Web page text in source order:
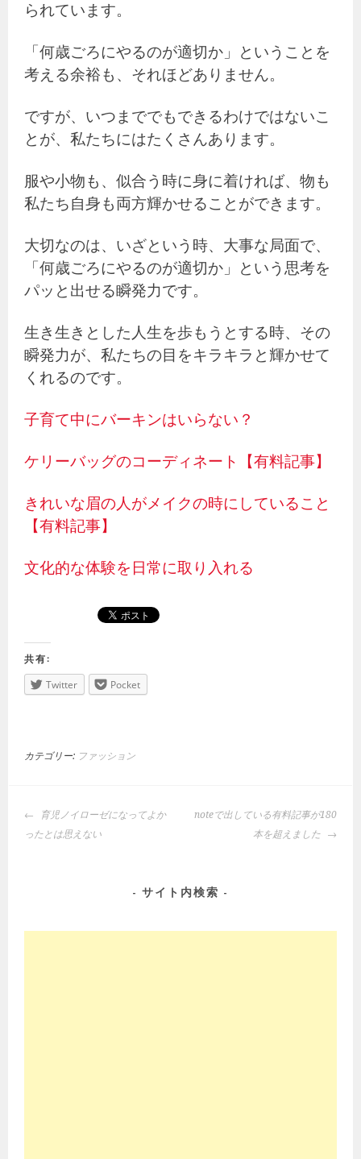
られています。
「何歳ごろにやるのが適切か」ということを
考える余裕も、それほどありません。
ですが、いつまででもできるわけではないこ
とが、私たちにはたくさんあります。
服や小物も、似合う時に身に着ければ、物も
私たち自身も両方輝かせることができます。
大切なのは、いざという時、大事な局面で、
「何歳ごろにやるのが適切か」という思考を
パッと出せる瞬発力です。
生き生きとした人生を歩もうとする時、その
瞬発力が、私たちの目をキラキラと輝かせて
くれるのです。
子育て中にバーキンはいらない？
ケリーバッグのコーディネート【有料記事】
きれいな眉の人がメイクの時にしていること
【有料記事】
文化的な体験を日常に取り入れる
共有:
Twitter
Pocket
カテゴリー: ファッション
投
稿
シ
育児ノイローゼになってよか
ったとは思えない
noteで出している有料記事が180
本を超えました
サイト内検索